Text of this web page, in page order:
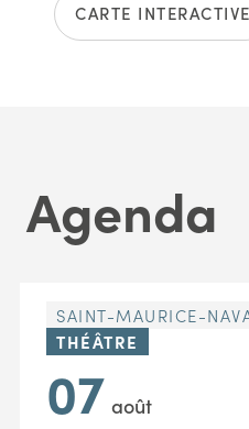
CARTE INTERACTIVE
Agenda
SAINT-MAURICE-
THÉÂTRE
07 août